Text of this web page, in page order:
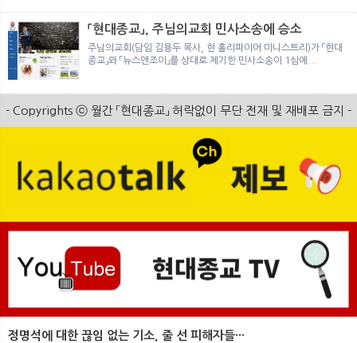
「현대종교」, 주님의교회 민사소송에 승소
주님의교회(담임 김용두 목사, 현 홀리파이어 미니스트리)가 「현대
종교」와 「뉴스앤조이」를 상대로 제기한 민사소송이 1심에...
- Copyrights ⓒ 월간 「현대종교」 허락없이 무단 전재 및 재배포 금지 -
정명석에 대한 끊임 없는 기소, 줄 선 피해자들···